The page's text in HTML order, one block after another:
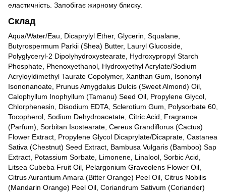
еластичність. Запобігає жирному блиску.
Склад
Aqua/Water/Eau, Dicaprylyl Ether, Glycerin, Squalane,
Butyrospermum Parkii (Shea) Butter, Lauryl Glucoside,
Polyglyceryl-2 Dipolyhydroxystearate, Hydroxypropyl Starch
Phosphate, Phenoxyethanol, Hydroxyethyl Acrylate/Sodium
Acryloyldimethyl Taurate Copolymer, Xanthan Gum, Isononyl
Isononanoate, Prunus Amygdalus Dulcis (Sweet Almond) Oil,
Calophyllum Inophyllum (Tamanu) Seed Oil, Propylene Glycol,
Chlorphenesin, Disodium EDTA, Sclerotium Gum, Polysorbate 60,
Tocopherol, Sodium Dehydroacetate, Citric Acid, Fragrance
(Parfum), Sorbitan Isostearate, Cereus Grandiflorus (Cactus)
Flower Extract, Propylene Glycol Dicaprylate/Dicaprate, Castanea
Sativa (Chestnut) Seed Extract, Bambusa Vulgaris (Bamboo) Sap
Extract, Potassium Sorbate, Limonene, Linalool, Sorbic Acid,
Litsea Cubeba Fruit Oil, Pelargonium Graveolens Flower Oil,
Citrus Aurantium Amara (Bitter Orange) Peel Oil, Citrus Nobilis
(Mandarin Orange) Peel Oil, Coriandrum Sativum (Coriander)